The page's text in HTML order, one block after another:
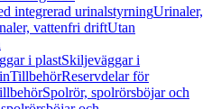
integrerad urinalstyrningUrinaler,
vattenfri driftUtan
i plastSkiljeväggar i
TillbehörReservdelar för
Spolrör, spolrörsböjar och